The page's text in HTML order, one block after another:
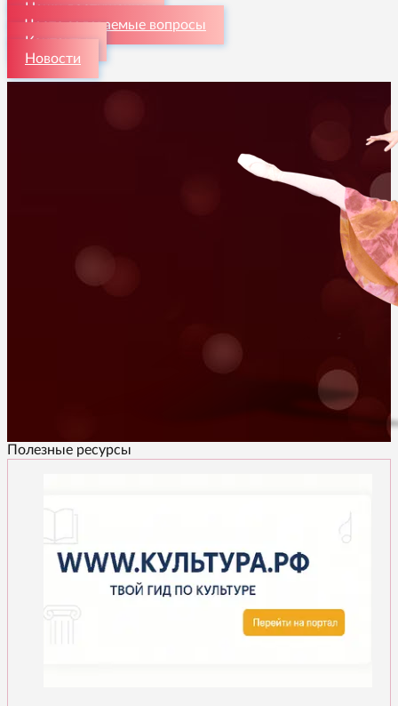
Наши достижения
Часто задаваемые вопросы
Контакты
Новости
Полезные ресурсы